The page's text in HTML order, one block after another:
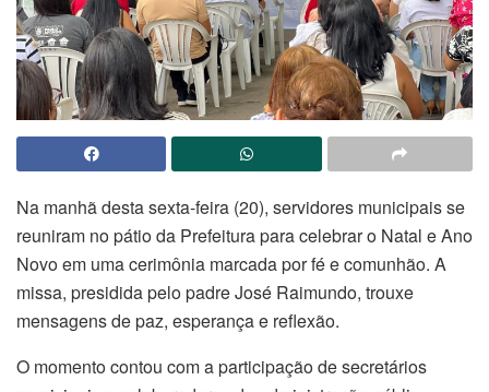
Na manhã desta sexta-feira (20), servidores municipais se
reuniram no pátio da Prefeitura para celebrar o Natal e Ano
Novo em uma cerimônia marcada por fé e comunhão. A
missa, presidida pelo padre José Raimundo, trouxe
mensagens de paz, esperança e reflexão.
O momento contou com a participação de secretários